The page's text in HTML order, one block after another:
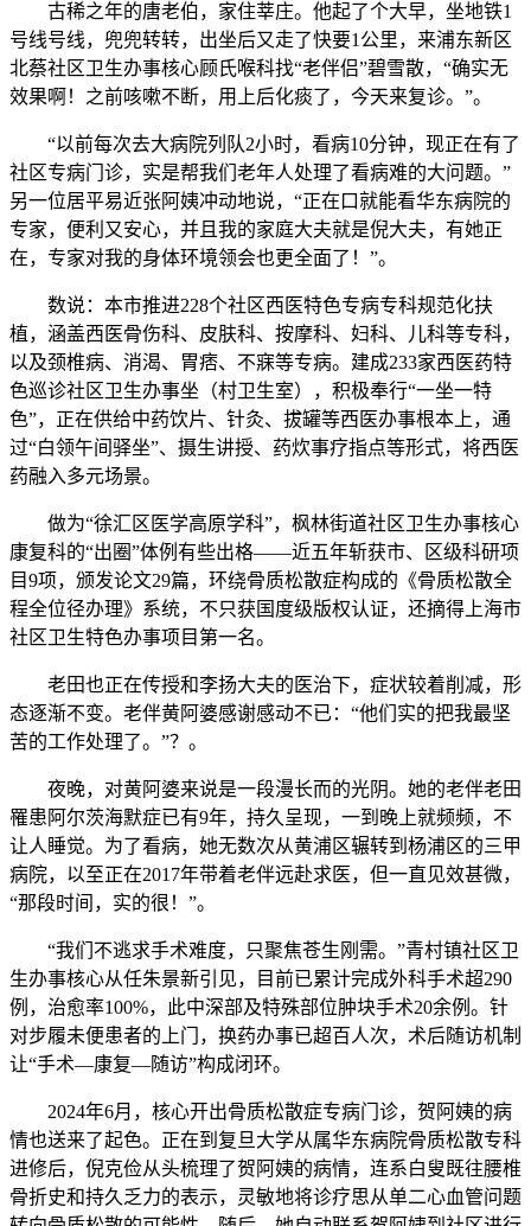
古稀之年的唐老伯，家住莘庄。他起了个大早，坐地铁1
号线号线，兜兜转转，出坐后又走了快要1公里，来浦东新区
北蔡社区卫生办事核心顾氏喉科找“老伴侣”碧雪散，“确实无
效果啊！之前咳嗽不断，用上后化痰了，今天来复诊。”。
“以前每次去大病院列队2小时，看病10分钟，现正在有了
社区专病门诊，实是帮我们老年人处理了看病难的大问题。”
另一位居平易近张阿姨冲动地说，“正在口就能看华东病院的
专家，便利又安心，并且我的家庭大夫就是倪大夫，有她正
在，专家对我的身体环境领会也更全面了！”。
数说：本市推进228个社区西医特色专病专科规范化扶
植，涵盖西医骨伤科、皮肤科、按摩科、妇科、儿科等专科，
以及颈椎病、消渴、胃痞、不寐等专病。建成233家西医药特
色巡诊社区卫生办事坐（村卫生室），积极奉行“一坐一特
色”，正在供给中药饮片、针灸、拔罐等西医办事根本上，通
过“白领午间驿坐”、摄生讲授、药炊事疗指点等形式，将西医
药融入多元场景。
做为“徐汇区医学高原学科”，枫林街道社区卫生办事核心
康复科的“出圈”体例有些出格——近五年斩获市、区级科研项
目9项，颁发论文29篇，环绕骨质松散症构成的《骨质松散全
程全位径办理》系统，不只获国度级版权认证，还摘得上海市
社区卫生特色办事项目第一名。
老田也正在传授和李扬大夫的医治下，症状较着削减，形
态逐渐不变。老伴黄阿婆感谢感动不已：“他们实的把我最坚
苦的工作处理了。”？。
夜晚，对黄阿婆来说是一段漫长而的光阴。她的老伴老田
罹患阿尔茨海默症已有9年，持久呈现，一到晚上就频频，不
让人睡觉。为了看病，她无数次从黄浦区辗转到杨浦区的三甲
病院，以至正在2017年带着老伴远赴求医，但一直见效甚微，
“那段时间，实的很！”。
“我们不逃求手术难度，只聚焦苍生刚需。”青村镇社区卫
生办事核心从任朱景新引见，目前已累计完成外科手术超290
例，治愈率100%，此中深部及特殊部位肿块手术20余例。针
对步履未便患者的上门，换药办事已超百人次，术后随访机制
让“手术—康复—随访”构成闭环。
2024年6月，核心开出骨质松散症专病门诊，贺阿姨的病
情也送来了起色。正在到复旦大学从属华东病院骨质松散专科
进修后，倪克俭从头梳理了贺阿姨的病情，连系白叟既往腰椎
骨折史和持久乏力的表示，灵敏地将诊疗思从单二心血管问题